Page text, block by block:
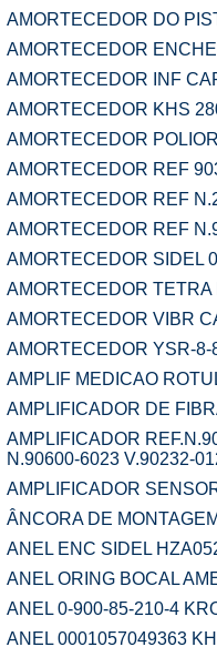
AMORTECEDOR DO
AMORTECEDOR
AMORTECEDOR INF
AMORTECEDOR KHS
AMORTECEDOR
AMORTECEDOR REF
AMORTECEDOR REF
AMORTECEDOR REF
AMORTECEDOR SIDEL
AMORTECEDOR TETRA
AMORTECEDOR VIBR
AMORTECEDOR YSR-8-
AMPLIF MEDICAO
AMPLIFICADOR DE
AMPLIFICADOR
N.90600-6023 V.90232-
AMPLIFICADOR
ÂNCORA DE
ANEL ENC SIDEL
ANEL ORING BOCAL
ANEL 0-900-85-210-4
ANEL 0001057049363